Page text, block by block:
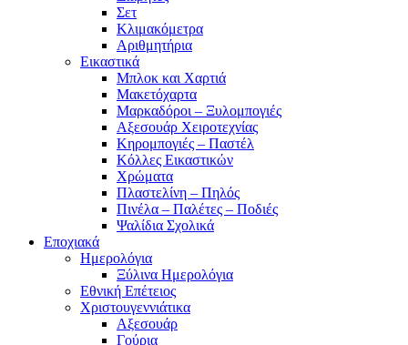
Σετ
Κλιμακόμετρα
Αριθμητήρια
Εικαστικά
Μπλοκ και Χαρτιά
Μακετόχαρτα
Μαρκαδόροι – Ξυλομπογιές
Αξεσουάρ Χειροτεχνίας
Κηρομπογιές – Παστέλ
Κόλλες Εικαστικών
Χρώματα
Πλαστελίνη – Πηλός
Πινέλα – Παλέτες – Ποδιές
Ψαλίδια Σχολικά
Εποχιακά
Ημερολόγια
Ξύλινα Ημερολόγια
Εθνική Επέτειος
Χριστουγεννιάτικα
Αξεσουάρ
Γούρια